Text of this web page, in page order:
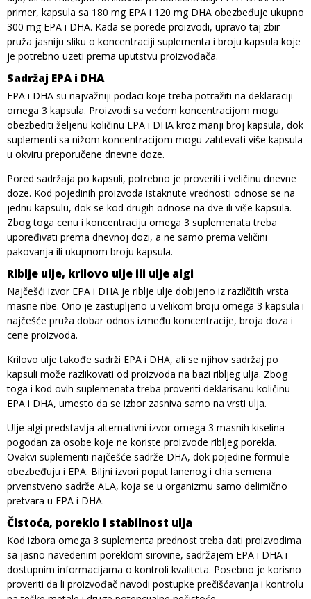
primer, kapsula sa 180 mg EPA i 120 mg DHA obezbeđuje ukupno
300 mg EPA i DHA. Kada se porede proizvodi, upravo taj zbir
pruža jasniju sliku o koncentraciji suplementa i broju kapsula koje
je potrebno uzeti prema uputstvu proizvođača.
Sadržaj EPA i DHA
EPA i DHA su najvažniji podaci koje treba potražiti na deklaraciji
omega 3 kapsula. Proizvodi sa većom koncentracijom mogu
obezbediti željenu količinu EPA i DHA kroz manji broj kapsula, dok
suplementi sa nižom koncentracijom mogu zahtevati više kapsula
u okviru preporučene dnevne doze.
Pored sadržaja po kapsuli, potrebno je proveriti i veličinu dnevne
doze. Kod pojedinih proizvoda istaknute vrednosti odnose se na
jednu kapsulu, dok se kod drugih odnose na dve ili više kapsula.
Zbog toga cenu i koncentraciju omega 3 suplemenata treba
upoređivati prema dnevnoj dozi, a ne samo prema veličini
pakovanja ili ukupnom broju kapsula.
Riblje ulje, krilovo ulje ili ulje algi
Najčešći izvor EPA i DHA je riblje ulje dobijeno iz različitih vrsta
masne ribe. Ono je zastupljeno u velikom broju omega 3 kapsula i
najčešće pruža dobar odnos između koncentracije, broja doza i
cene proizvoda.
Krilovo ulje takođe sadrži EPA i DHA, ali se njihov sadržaj po
kapsuli može razlikovati od proizvoda na bazi ribljeg ulja. Zbog
toga i kod ovih suplemenata treba proveriti deklarisanu količinu
EPA i DHA, umesto da se izbor zasniva samo na vrsti ulja.
Ulje algi predstavlja alternativni izvor omega 3 masnih kiselina
pogodan za osobe koje ne koriste proizvode ribljeg porekla.
Ovakvi suplementi najčešće sadrže DHA, dok pojedine formule
obezbeđuju i EPA. Biljni izvori poput lanenog i chia semena
prvenstveno sadrže ALA, koja se u organizmu samo delimično
pretvara u EPA i DHA.
Čistoća, poreklo i stabilnost ulja
Kod izbora omega 3 suplementa prednost treba dati proizvodima
sa jasno navedenim poreklom sirovine, sadržajem EPA i DHA i
dostupnim informacijama o kontroli kvaliteta. Posebno je korisno
proveriti da li proizvođač navodi postupke prečišćavanja i kontrolu